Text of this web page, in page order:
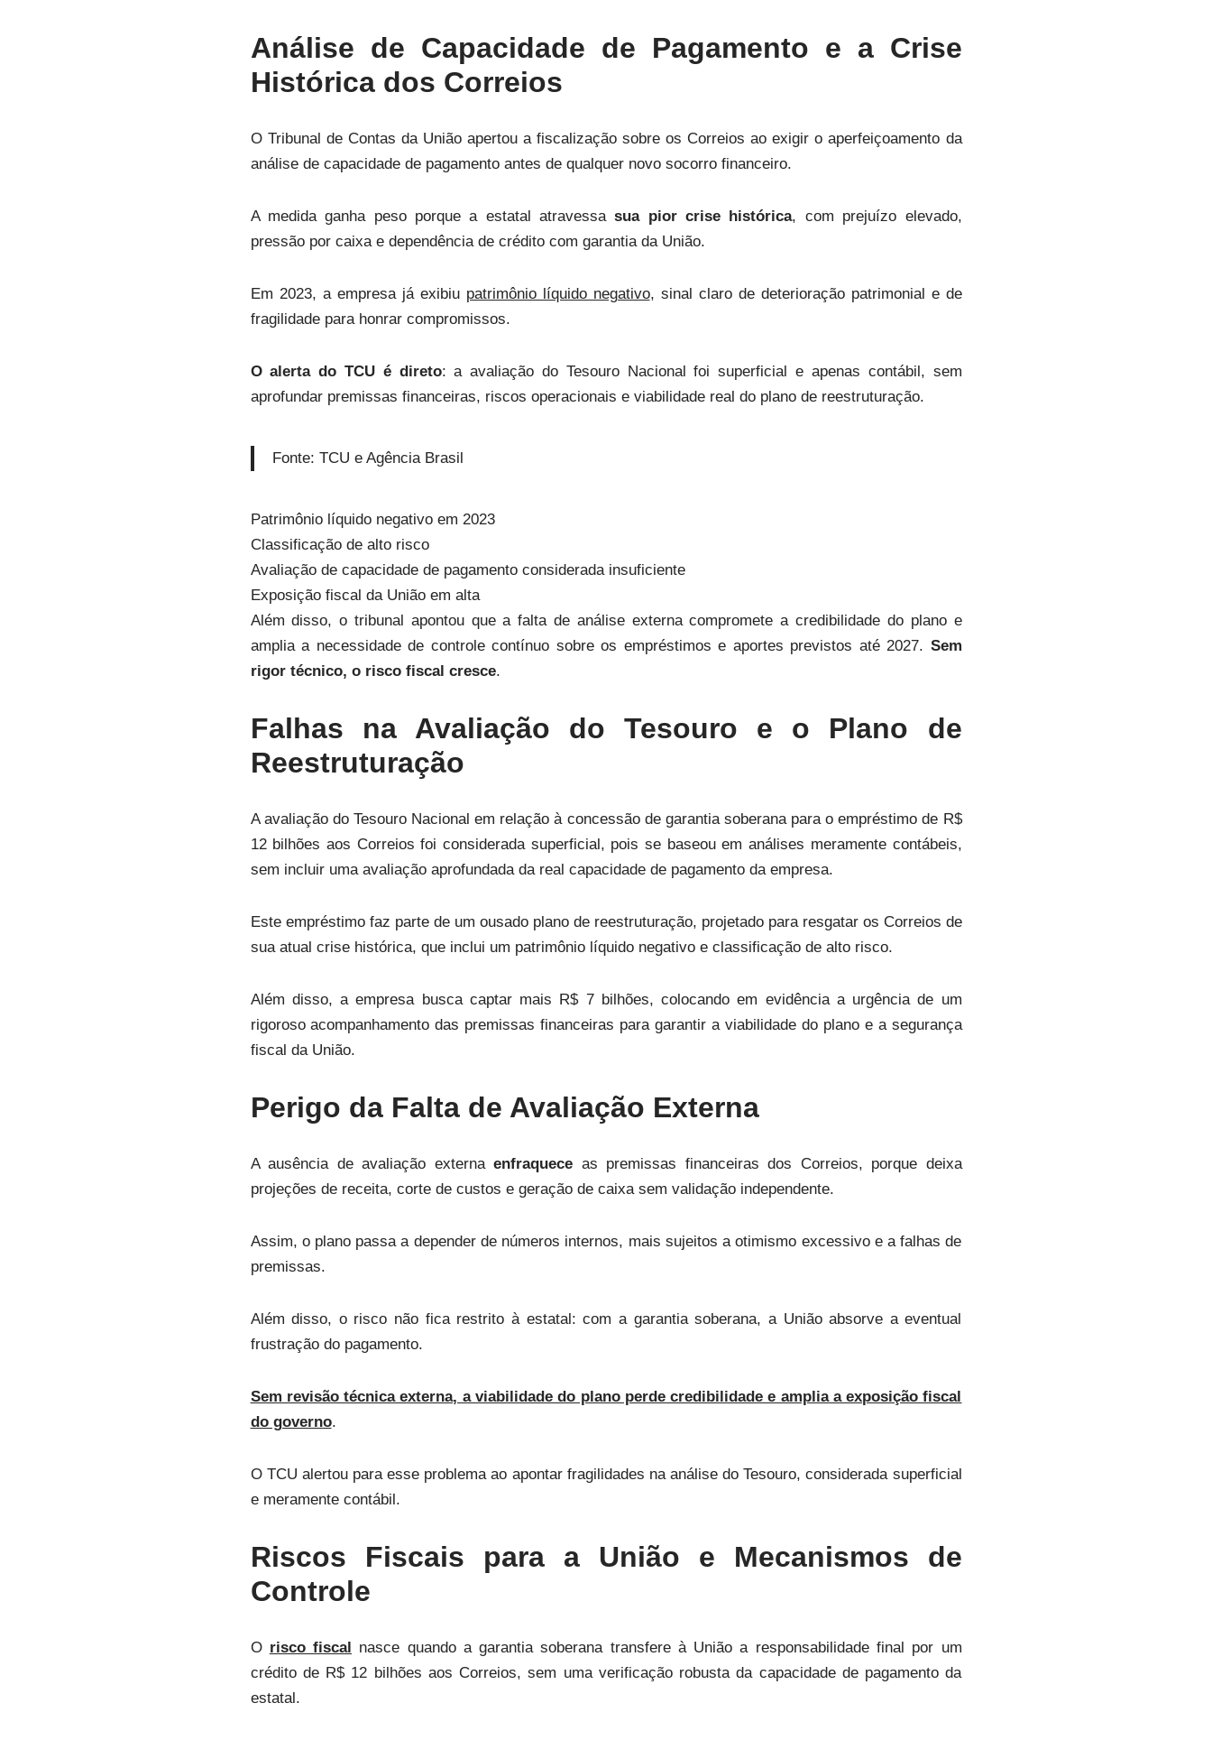
Análise de Capacidade de Pagamento e a Crise
Histórica dos Correios
O Tribunal de Contas da União apertou a fiscalização sobre os Correios ao exigir o aperfeiçoamento da
análise de capacidade de pagamento antes de qualquer novo socorro financeiro.
A medida ganha peso porque a estatal atravessasua pior crise histórica, com prejuízo elevado,
pressão por caixa e dependência de crédito com garantia da União.
Em 2023, a empresa já exibiu patrimônio líquido negativo, sinal claro de deterioração patrimonial e de
fragilidade para honrar compromissos.
O alerta do TCU é direto: a avaliação do Tesouro Nacional foi superficial e apenas contábil, sem
aprofundar premissas financeiras, riscos operacionais e viabilidade real do plano de reestruturação.
Fonte: TCU e Agência Brasil
Patrimônio líquido negativo em 2023
Classificação de alto risco
Avaliação de capacidade de pagamento considerada insuficiente
Exposição fiscal da União em alta
Além disso, o tribunal apontou que a falta de análise externa compromete a credibilidade do plano e
amplia a necessidade de controle contínuo sobre os empréstimos e aportes previstos até 2027. Sem
rigor técnico, o risco fiscal cresce.
Falhas na Avaliação do Tesouro e o Plano de
Reestruturação
A avaliação do Tesouro Nacional em relação à concessão de garantia soberana para o empréstimo de R$
12 bilhões aos Correios foi considerada superficial, pois se baseou em análises meramente contábeis,
sem incluir uma avaliação aprofundada da real capacidade de pagamento da empresa.
Este empréstimo faz parte de um ousado plano de reestruturação, projetado para resgatar os Correios de
sua atual crise histórica, que inclui um patrimônio líquido negativo e classificação de alto risco.
Além disso, a empresa busca captar mais R$ 7 bilhões, colocando em evidência a urgência de um
rigoroso acompanhamento das premissas financeiras para garantir a viabilidade do plano e a segurança
fiscal da União.
Perigo da Falta de Avaliação Externa
A ausência de avaliação externa enfraquece as premissas financeiras dos Correios, porque deixa
projeções de receita, corte de custos e geração de caixa sem validação independente.
Assim, o plano passa a depender de números internos, mais sujeitos a otimismo excessivo e a falhas de
premissas.
Além disso, o risco não fica restrito à estatal: com a garantia soberana, a União absorve a eventual
frustração do pagamento.
Sem revisão técnica externa, a viabilidade do plano perde credibilidade e amplia a exposição fiscal
do governo.
O TCU alertou para esse problema ao apontar fragilidades na análise do Tesouro, considerada superficial
e meramente contábil.
Riscos Fiscais para a União e Mecanismos de
Controle
O risco fiscal nasce quando a garantia soberana transfere à União a responsabilidade final por um
crédito de R$ 12 bilhões aos Correios, sem uma verificação robusta da capacidade de pagamento da
estatal.